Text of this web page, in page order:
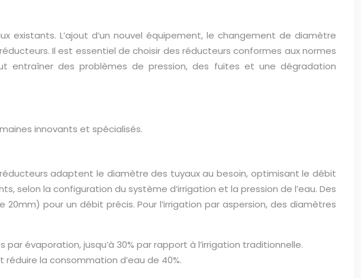
L’ajout d’un nouvel équipement, le changement de diamètre
Il est essentiel de choisir des réducteurs conformes aux normes
entraîner des problèmes de pression, des fuites et une dégradation
innovants et spécialisés.
adaptent le diamètre des tuyaux au besoin, optimisant le débit
selon la configuration du système d’irrigation et la pression de l’eau. Des
pour un débit précis. Pour l’irrigation par aspersion, des diamètres
évaporation, jusqu’à 30% par rapport à l’irrigation traditionnelle.
la consommation d’eau de 40%.